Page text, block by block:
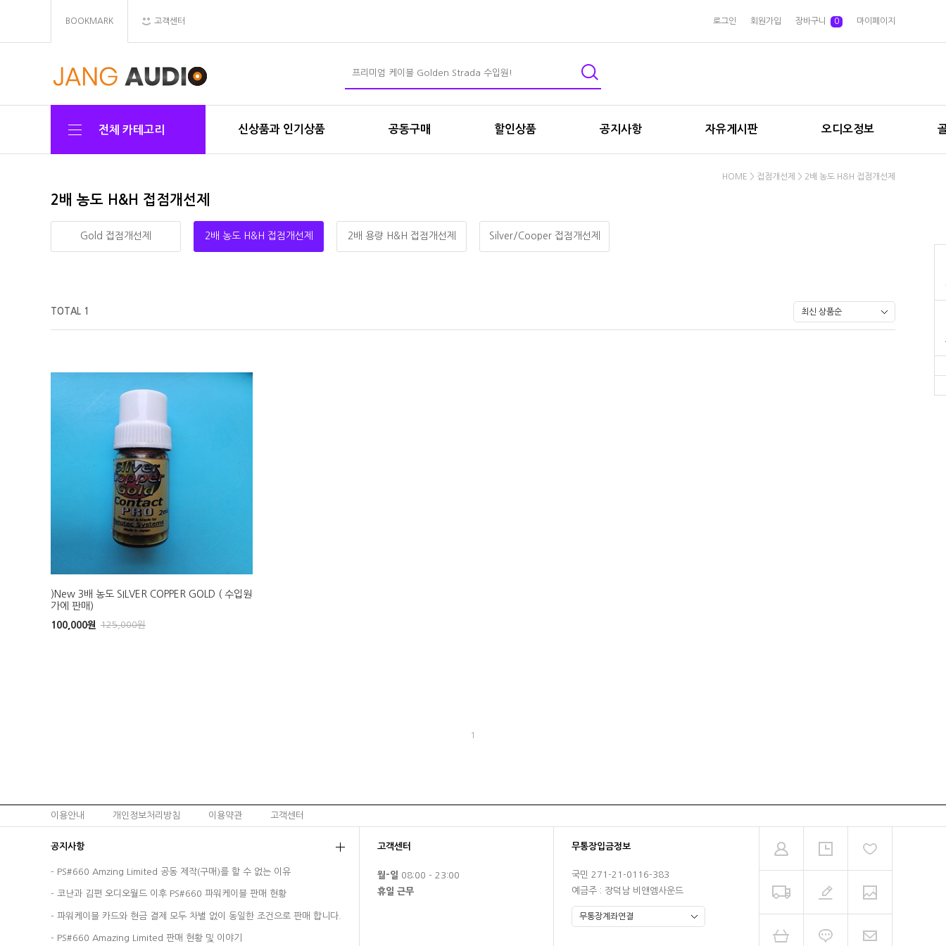
BOOKMARK 고객센터 로그인 회원가입 장바구니 0 마이페이지
전체 카테고리 신상품과 인기상품 공동구매 할인상품 공지사항 자유게시판 오디오정보
HOME > 접점개선제 > 2배 농도 H&H 접점개선제
2배 농도 H&H 접점개선제
Gold 접점개선제 2배 농도 H&H 접점개선제 2배 용량 H&H 접점개선제 Silver/Cooper 접점개선제
TOTAL 1
)New 3배 농도 SILVER COPPER GOLD ( 수입원
가에 판매)
100,000원 125,000원
1
이용안내 개인정보처리방침 이용약관 고객센터
공지사항
- PS#660 Amzing Limited 공동 제작(구매)를 할 수 없는 이유
- 코난과 김편 오디오월드 이후 PS#660 파워케이블 판매 현황
- 파워케이블 카드와 현금 결제 모두 차별 없이 동일한 조건으로 판매 합니다.
- PS#660 Amazing Limited 판매 현황 및 이야기
고객센터
월-일 08:00 - 23:00
휴일 근무
무통장입금정보
국민 271-21-0116-383
예금주 : 장덕남 비앤엠사운드